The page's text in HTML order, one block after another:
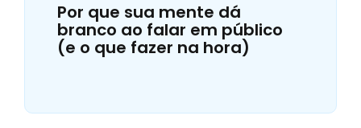
Por que sua mente dá
branco ao falar em público
(e o que fazer na hora)